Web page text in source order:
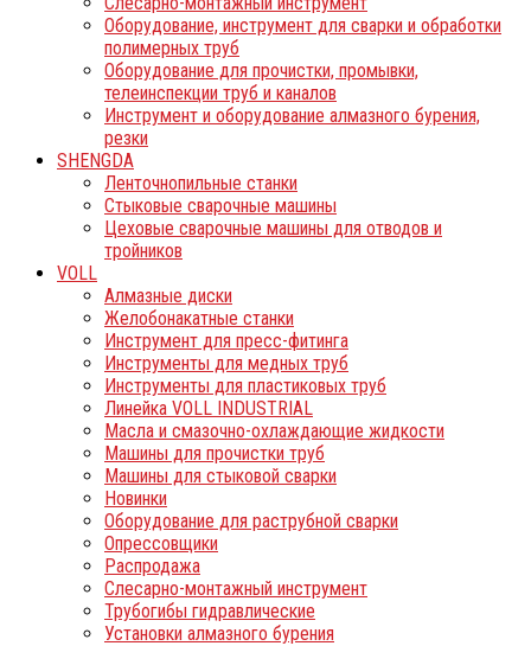
Оборудование, инструмент для сварки и обработки
полимерных труб
Оборудование для прочистки, промывки,
телеинспекции труб и каналов
Инструмент и оборудование алмазного бурения,
резки
SHENGDA
Ленточнопильные станки
Стыковые сварочные машины
Цеховые сварочные машины для отводов и
тройников
VOLL
Алмазные диски
Желобонакатные станки
Инструмент для пресс-фитинга
Инструменты для медных труб
Инструменты для пластиковых труб
Линейка VOLL INDUSTRIAL
Масла и смазочно-охлаждающие жидкости
Машины для прочистки труб
Машины для стыковой сварки
Новинки
Оборудование для раструбной сварки
Опрессовщики
Распродажа
Слесарно-монтажный инструмент
Трубогибы гидравлические
Установки алмазного бурения